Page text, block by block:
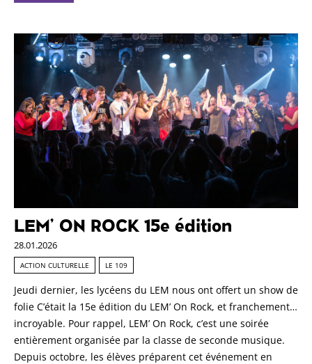
LEM’ ON ROCK 15e édition
28.01.2026
ACTION CULTURELLE LE 109
Jeudi dernier, les lycéens du LEM nous ont offert un show de
folie C’était la 15e édition du LEM’ On Rock, et franchement…
incroyable. Pour rappel, LEM’ On Rock, c’est une soirée
entièrement organisée par la classe de seconde musique.
Depuis octobre, les élèves préparent cet événement en